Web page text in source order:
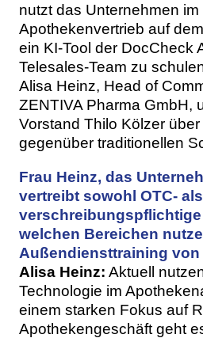
Personen
Über uns
nutzt das Unternehmen im
Apothekenvertrieb auf
ein KI-Tool der DocCheck
Telesales-Team zu
Alisa Heinz, Head of
ZENTIVA Pharma GmbH,
Vorstand Thilo Kölzer über
gegenüber traditionellen
Frau Heinz, das
vertreibt sowohl OTC-
verschreibungspflichtige
welchen Bereichen
Außendiensttraining von
Alisa Heinz: Aktuell
Technologie im
einem starken Fokus auf
Apothekengeschäft geht